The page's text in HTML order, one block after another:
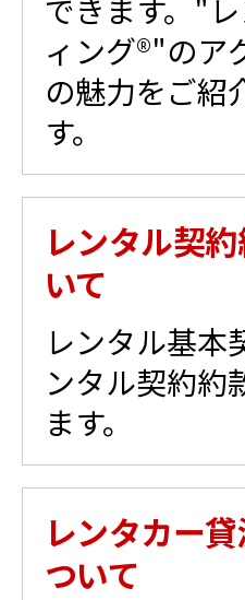
できます。"
ィング®"のア
の魅力をご紹
す。
レンタル契
いて
レンタル基本
ンタル契約約
ます。
レンタカー
ついて